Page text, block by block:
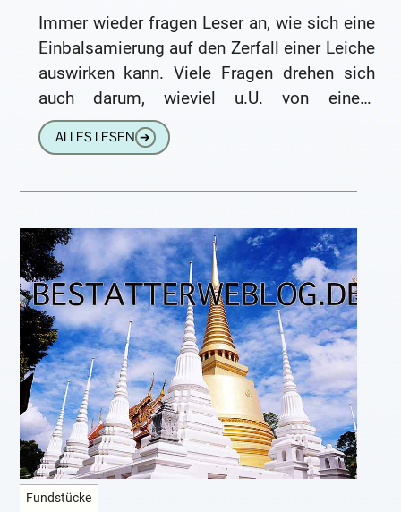
Immer wieder fragen Leser an, wie sich eine
Einbalsamierung auf den Zerfall einer Leiche
auswirken kann. Viele Fragen drehen sich
auch darum, wieviel u.U. von einem
Leichnam bei einer Exhumierung
ALLES LESEN ➔
Fundstücke